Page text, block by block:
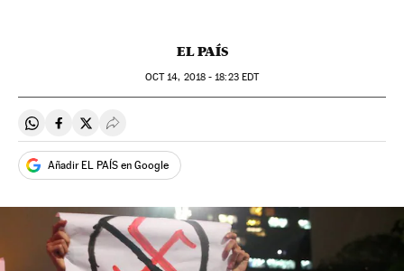
EL PAÍS
OCT14, 2018 - 18:23EDT
Compartir en Whatsapp
Compartir en Facebook
Compartir en Twitter
Desplegar Redes Sociales
Añadir EL PAÍS en Google